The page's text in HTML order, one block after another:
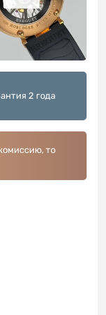
2 года
то